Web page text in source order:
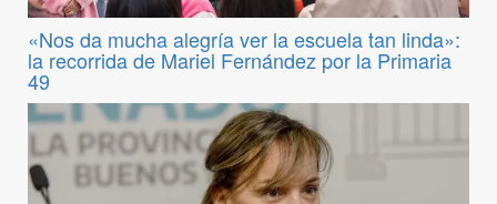
«Nos da mucha alegría ver la escuela tan linda»:
la recorrida de Mariel Fernández por la Primaria
49